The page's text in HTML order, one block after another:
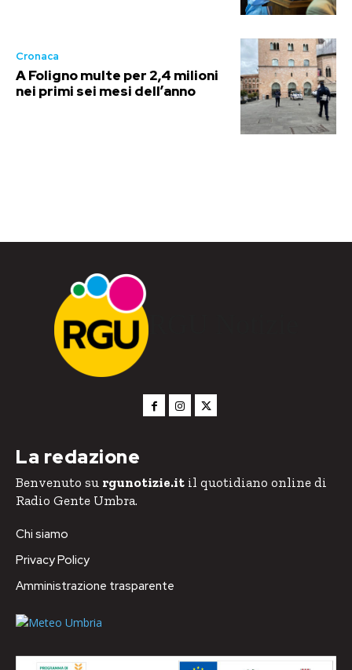
Cronaca
A Foligno multe per 2,4 milioni
nei primi sei mesi dell’anno
RGU Notizie
La redazione
Benvenuto su rgunotizie.it il quotidiano online di
Radio Gente Umbra.
Chi siamo
Privacy Policy
Amministrazione trasparente